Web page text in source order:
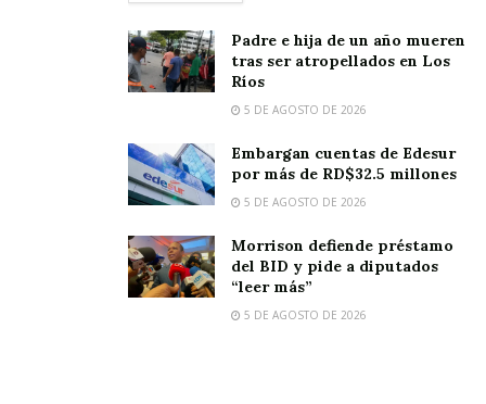
Padre e hija de un año mueren
tras ser atropellados en Los
Ríos
5 DE AGOSTO DE 2026
Embargan cuentas de Edesur
por más de RD$32.5 millones
5 DE AGOSTO DE 2026
Morrison defiende préstamo
del BID y pide a diputados
“leer más”
5 DE AGOSTO DE 2026